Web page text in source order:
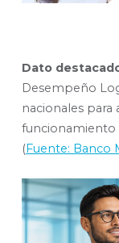
Dato
Desempeño
nacionales para
funcionamiento
(Fuente: Banco